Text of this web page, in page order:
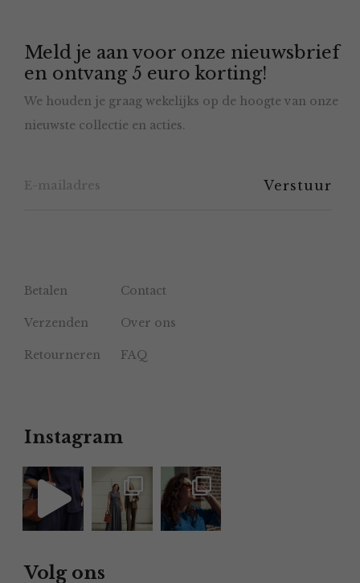
Meld je aan voor onze nieuwsbrief
en ontvang 5 euro korting!
We houden je graag wekelijks op de hoogte van onze
nieuwste collectie en acties.
Betalen Contact
Verzenden Over ons
Retourneren FAQ
Instagram
Volg ons